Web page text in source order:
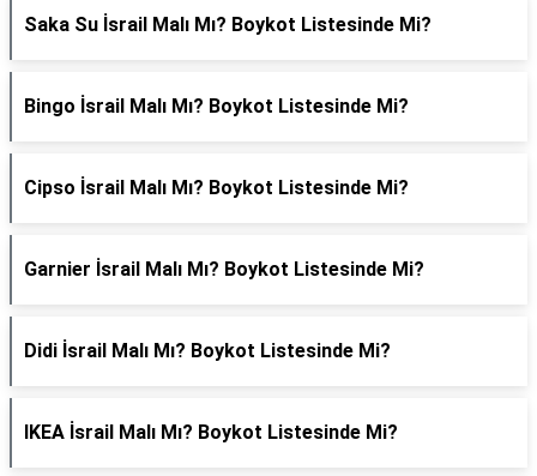
Saka Su İsrail Malı Mı? Boykot Listesinde Mi?
Bingo İsrail Malı Mı? Boykot Listesinde Mi?
Cipso İsrail Malı Mı? Boykot Listesinde Mi?
Garnier İsrail Malı Mı? Boykot Listesinde Mi?
Didi İsrail Malı Mı? Boykot Listesinde Mi?
IKEA İsrail Malı Mı? Boykot Listesinde Mi?